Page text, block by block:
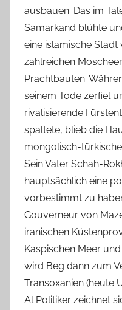
ausbauen. Das im
Samarkand blühte
eine islamische
zahlreichen
Prachtbauten.
seinem Tode zerfiel
rivalisierende
spaltete, blieb die
mongolisch-
Sein Vater Schah-
hauptsächlich eine
vorbestimmt zu
Gouverneur von
iranischen
Kaspischen Meer
wird Beg dann zum
Transoxanien (heute
Al Politiker zeichnet